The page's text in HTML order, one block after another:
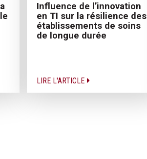
Influence de l’innovation
en TI sur la résilience des
établissements de soins
de longue durée
LIRE L'ARTICLE